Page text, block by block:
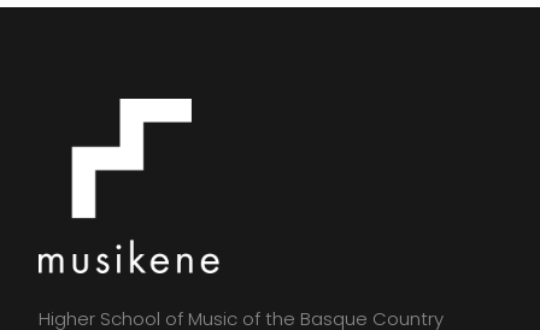
Higher School of Music of the Basque Country